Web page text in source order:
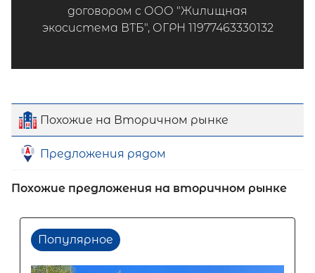
договором с ООО "Жилищная
экосистема ВТБ", ОГРН 11977463330132
Похожие на Вторичном рынке
Предложения рядом
Похожие предложения на вторичном рынке
Популярное